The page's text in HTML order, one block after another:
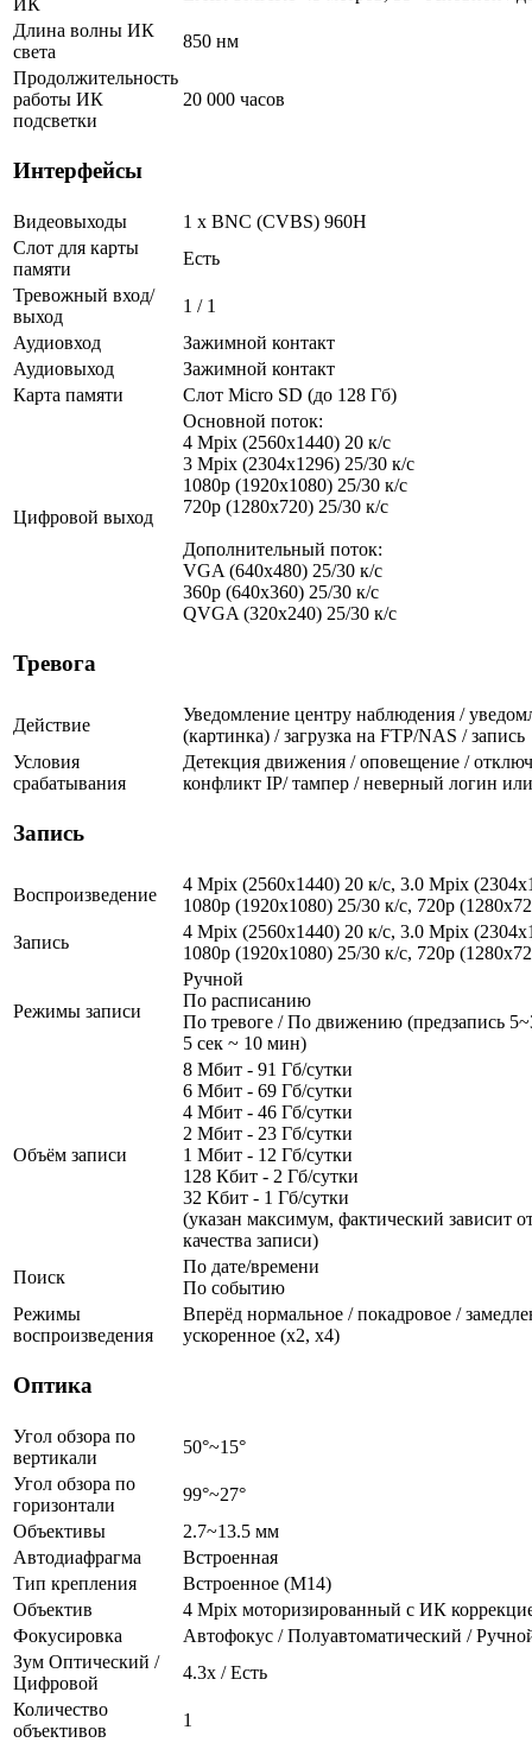
Длина волны ИК
света
850 нм
Продолжительность
работы ИК
подсветки
20 000 часов
Интерфейсы
Видеовыходы
1 х BNC (CVBS) 960H
Слот для карты
памяти
Есть
Тревожный вход/
выход
1 / 1
Аудиовход
Зажимной контакт
Аудиовыход
Зажимной контакт
Карта памяти
Слот Micro SD (до 128 Гб)
Цифровой выход
Основной поток:
4 Mpix (2560x1440) 20 к/с
3 Mpix (2304x1296) 25/30 к/с
1080p (1920x1080) 25/30 к/с
720p (1280х720) 25/30 к/с
Дополнительный поток:
VGA (640x480) 25/30 к/с
360p (640x360) 25/30 к/с
QVGA (320x240) 25/30 к/с
Тревога
Действие
Уведомление центру наблюдения /
(картинка) / загрузка на FTP/NAS / запись
Условия
срабатывания
Детекция движения / оповещение /
конфликт IP/ тампер / неверный логин
Запись
Воспроизведение
4 Mpix (2560x1440) 20 к/с, 3.0 Mpix
1080p (1920x1080) 25/30 к/с, 720p
Запись
4 Mpix (2560x1440) 20 к/с, 3.0 Mpix
1080p (1920x1080) 25/30 к/с, 720p
Режимы записи
Ручной
По расписанию
По тревоге / По движению (предзапись
5 сек ~ 10 мин)
Объём записи
8 Мбит - 91 Гб/сутки
6 Мбит - 69 Гб/сутки
4 Мбит - 46 Гб/сутки
2 Мбит - 23 Гб/сутки
1 Мбит - 12 Гб/сутки
128 Кбит - 2 Гб/сутки
32 Кбит - 1 Гб/сутки
(указан максимум, фактический зависит
качества записи)
Поиск
По дате/времени
По событию
Режимы
воспроизведения
Вперёд нормальное / покадровое /
ускоренное (х2, х4)
Оптика
Угол обзора по
вертикали
50°~15°
Угол обзора по
горизонтали
99°~27°
Объективы
2.7~13.5 мм
Автодиафрагма
Встроенная
Тип крепления
Встроенное (М14)
Объектив
4 Mpix моторизированный с ИК
Фокусировка
Автофокус / Полуавтоматический /
Зум Оптический /
Цифровой
4.3х / Есть
Количество
объективов
1